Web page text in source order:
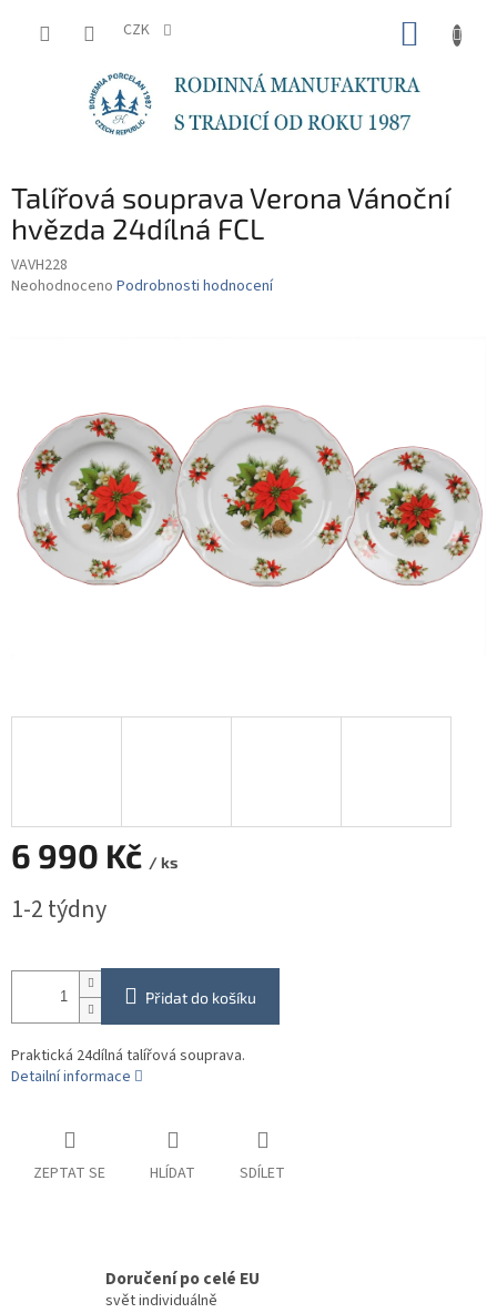
CZK
Talířová souprava Verona Vánoční
hvězda 24dílná FCL
VAVH228
Průměrné
hvězdiček.
Neohodnoceno Podrobnosti hodnocení
6 990 Kč / ks
cena:
1-2 týdny
Přidat do košíku
Praktická 24dílná talířová souprava.
Detailní informace
ZEPTAT SE HLÍDAT SDÍLET
Doručení po celé EU
svět individuálně